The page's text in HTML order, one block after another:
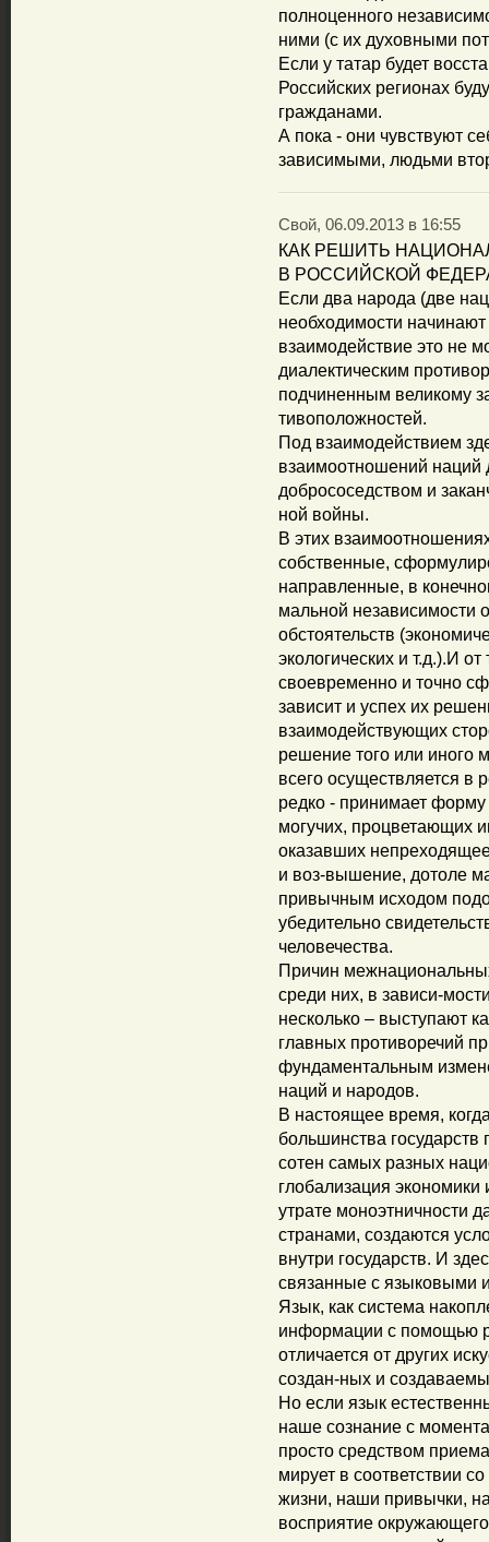
полноценного
ними (с их духовными
Если у татар будет
Российских регионах
гражданами.
А пока - они чувствуют
зависимыми, людьми
Свой, 06.09.2013 в 16:55
КАК РЕШИТЬ
В РОССИЙСКОЙ
Если два народа (две
необходимости начинают
взаимодействие это не
диалектическим
подчиненным великому
тивоположностей.
Под взаимодействием
взаимоотношений наций
добрососедством и
ной войны.
В этих
собственные,
направленные, в
мальной независимости
обстоятельств
экологических и т.д.).И
своевременно и точно
зависит и успех их
взаимодействующих
решение того или иного
всего осуществляется
редко - принимает
могучих, процветающих
оказавших
и воз-вышение, дотоле
привычным исходом
убедительно
человечества.
Причин
среди них, в зависи-
несколько – выступают
главных противоречий
фундаментальным
наций и народов.
В настоящее время,
большинства
сотен самых разных
глобализация
утрате моноэтничности
странами, создаются
внутри государств. И
связанные с языковыми
Язык, как система
информации с помощью
отличается от других
создан-ных и
Но если язык
наше сознание с
просто средством
мирует в соответствии
жизни, наши привычки,
восприятие